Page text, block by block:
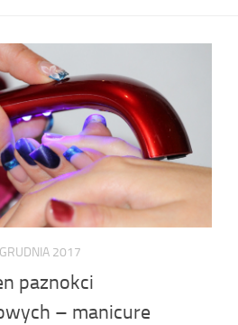
2017
paznokci
– manicure